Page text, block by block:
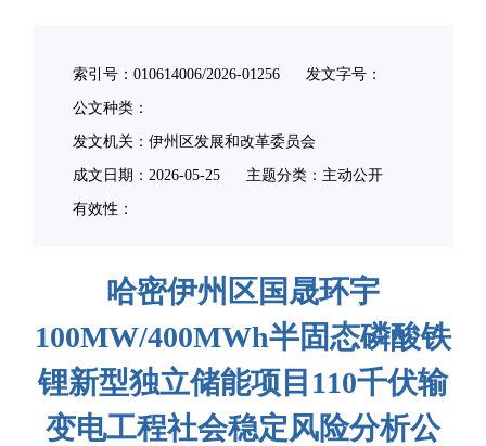
索引号：010614006/2026-01256 发文字号：
公文种类：
发文机关：伊州区发展和改革委员会
成文日期： 2026-05-25 主题分类：主动公开
有效性：
哈密伊州区国晟环宇
100MW/400MWh半固态磷酸铁
锂新型独立储能项目110千伏输
变电工程社会稳定风险分析公